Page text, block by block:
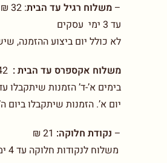
– משלוח רגיל עד הבית:
32 ₪
עד 3 ימי עסקים
לא כולל יום ביצוע ההזמנה,
משלוח אקספרס עד הבית : ₪
יום א’. הזמנות שיתקבלו ביום ה’ לאחר השעה 12:00 ובשישי-שבת
– נקודת חלוקה: 21 ₪
משלוח לנקודות חלוקה עד 4 ימי עסקים (לא כולל יום ביצוע ההזמנה)